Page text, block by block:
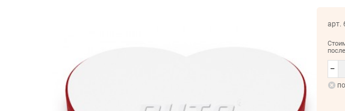
арт.
–